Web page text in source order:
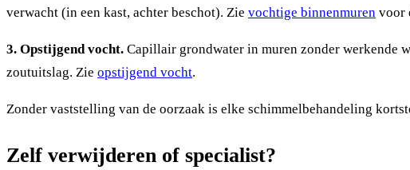
verwacht (in een kast, achter beschot). Zie vochtige binnenmuren voor
3. Opstijgend vocht. Capillair grondwater in muren zonder werkende
zoutuitslag. Zie opstijgend vocht.
Zonder vaststelling van de oorzaak is elke schimmelbehandeling
Zelf verwijderen of specialist?